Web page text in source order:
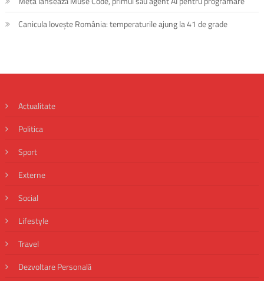
Canicula lovește România: temperaturile ajung la 41 de grade
Actualitate
Politica
Sport
Externe
Social
Lifestyle
Travel
Dezvoltare Personală